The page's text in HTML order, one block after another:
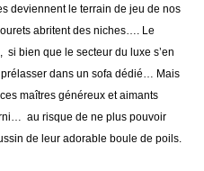
deviennent le terrain de jeu de nos
abritent des niches…. Le
bien que le secteur du luxe s’en
dans un sofa dédié… Mais
maîtres généreux et aimants
au risque de ne plus pouvoir
de leur adorable boule de poils.